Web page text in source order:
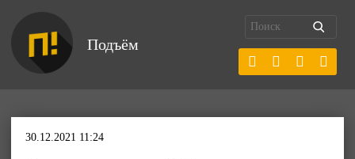
Подъём
30.12.2021 11:24